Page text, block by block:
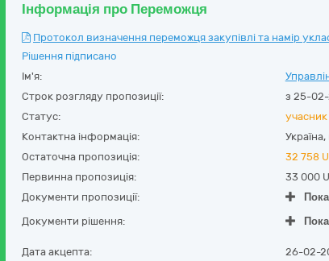
Інформація про Переможця
Протокол визначення переможця закупівлі та намір
Рішення підписано
Ім'я:
Строк розгляду пропозиції:
з 25-
Статус:
Контактна інформація:
Україна,
Остаточна пропозиція:
32 758
Первинна пропозиція:
33 000
Документи пропозиції:
Документи рішення:
Дата акцепта:
26-02-